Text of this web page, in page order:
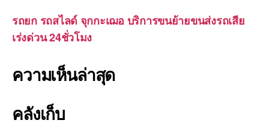
รถยก รถสไลด์ จุกกะเฌอ บริการขนย้ายขนส่งรถเสีย
เร่งด่วน 24ชั่วโมง
ความเห็นล่าสุด
คลังเก็บ